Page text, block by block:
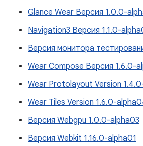
Glance Wear Версия 1.0.0-
Navigation3 Версия 1.1.0-
Версия монитора
Wear Compose Версия 1.6.0-
Wear Protolayout Version
Wear Tiles Version 1.6.0-
Версия Webgpu 1.0.0-alpha03
Версия Webkit 1.16.0-alpha01